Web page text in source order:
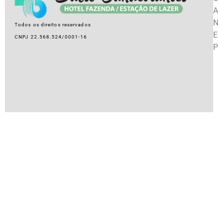
Todos os direitos reservados
CNPJ 22.568.524/0001-16